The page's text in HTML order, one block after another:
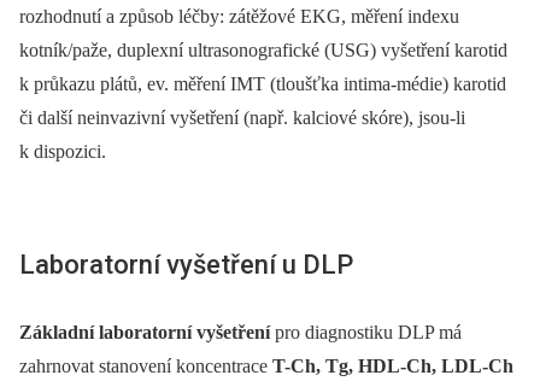
rozhodnutí a způsob léčby: zátěžové EKG, měření indexu
kotník/paže, duplexní ultrasonografické (USG) vyšetření karotid
k průkazu plátů, ev. měření IMT (tloušťka intima-médie) karotid
či další neinvazivní vyšetření (např. kalciové skóre), jsou-li
k dispozici.
Laboratorní vyšetření u DLP
Základní laboratorní vyšetřenípro diagnostiku DLP má
zahrnovat stanovení koncentrace T-Ch, Tg, HDL-Ch, LDL-Ch